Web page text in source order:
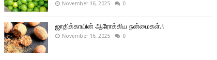
November 16, 2025 0
ஜாதிக்காயின் ஆரோக்கிய நன்மைகள்.!
November 16, 2025 0